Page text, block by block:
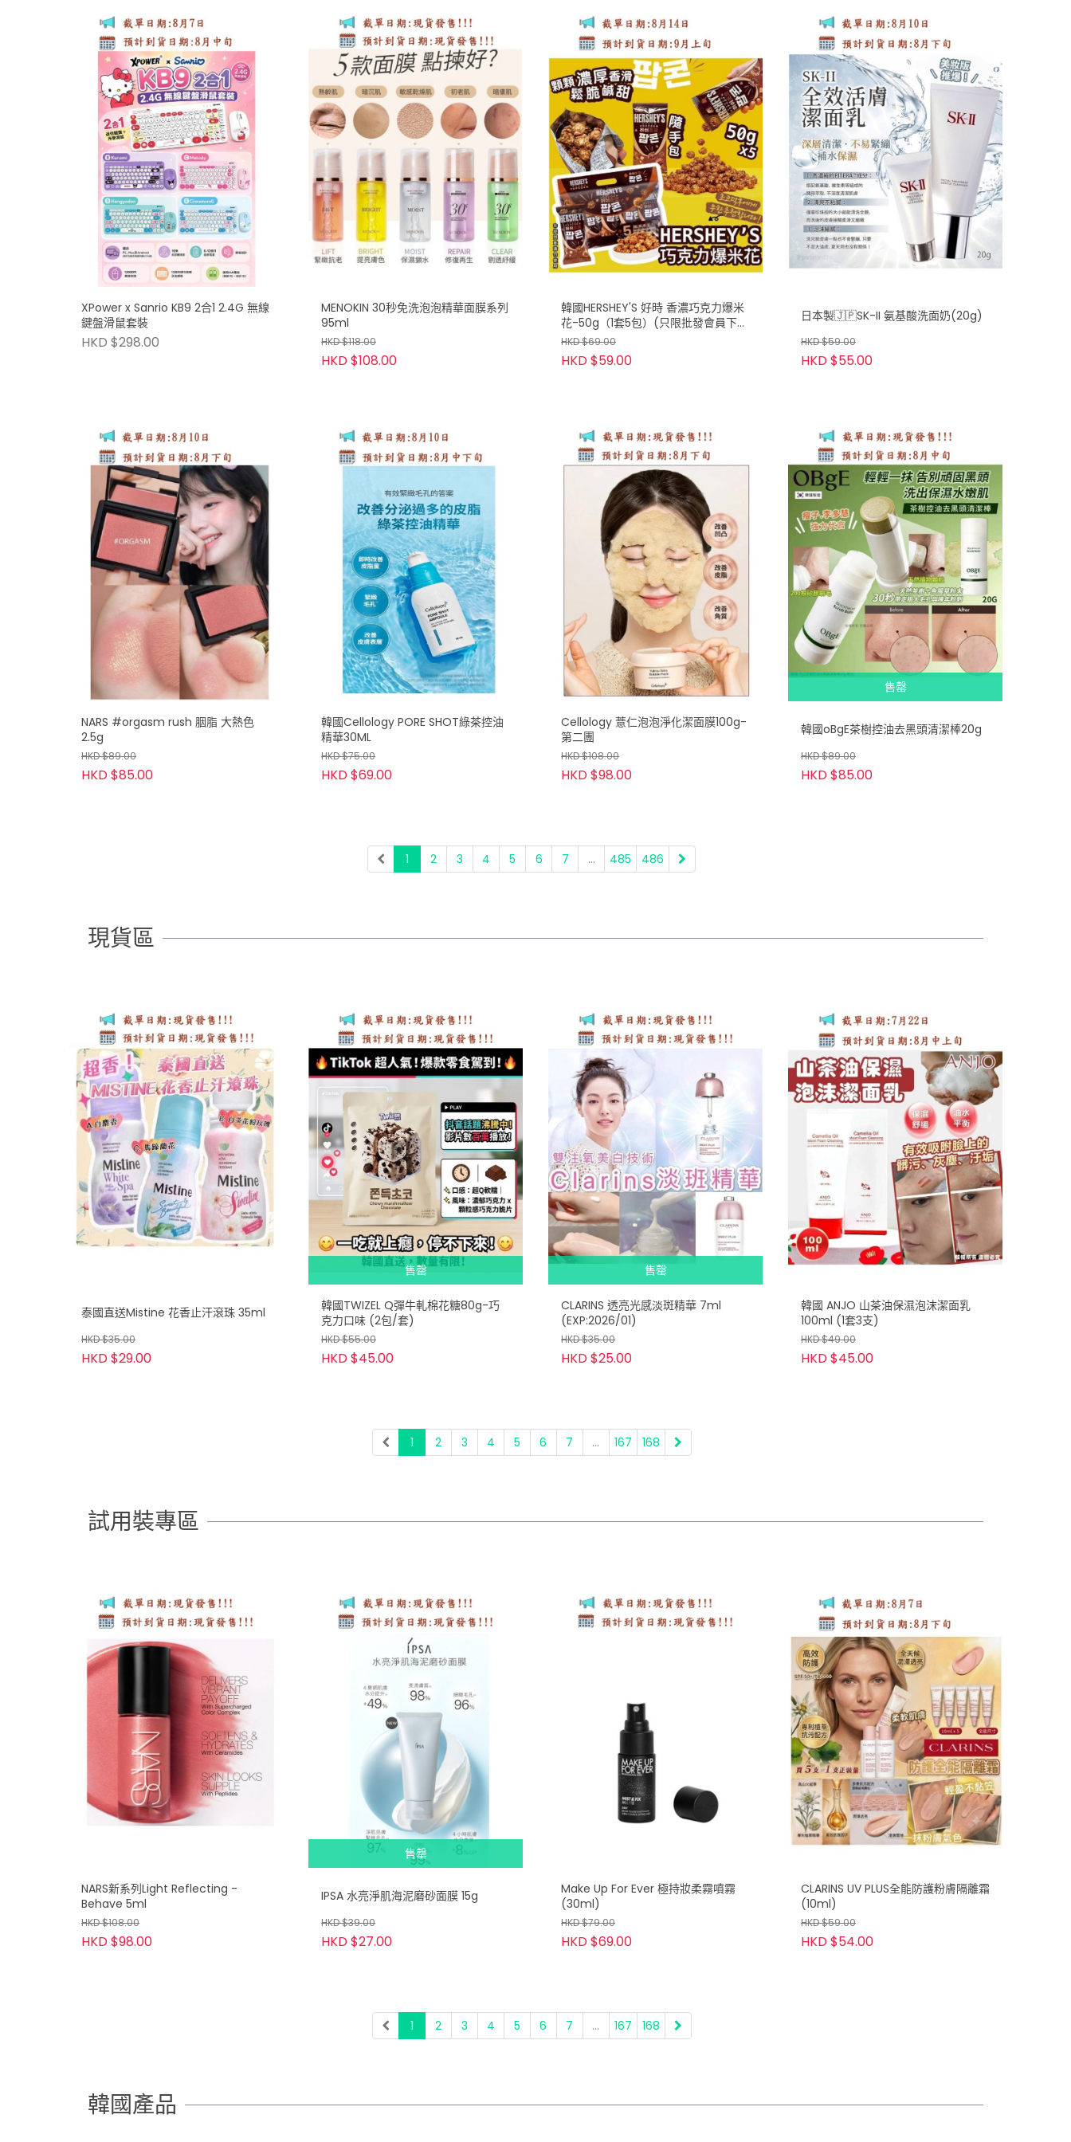
XPower x Sanrio KB9 2合1 2.4G 無線
鍵盤滑鼠套裝
HKD $298.00
MENOKIN 30秒免洗泡泡精華面膜系列
95ml
HKD $118.00
HKD $108.00
韓國HERSHEY'S 好時 香濃巧克力爆米
花-50g（1套5包）(只限批發會員下
單)
HKD $69.00
HKD $59.00
日本製🇯🇵SK-II 氨基酸洗面奶(20g)
HKD $59.00
HKD $55.00
NARS #orgasm rush 胭脂 大熱色
2.5g
HKD $89.00
HKD $85.00
韓國Cellology PORE SHOT綠茶控油
精華30ML
HKD $75.00
HKD $69.00
Cellology 薏仁泡泡淨化潔面膜100g-
第二團
HKD $108.00
HKD $98.00
售罄
韓國oBgE茶樹控油去黑頭清潔棒20g
HKD $89.00
HKD $85.00
1 2 3 4 5 6 7 ... 485 486
現貨區
泰國直送Mistine 花香止汗滾珠 35ml
HKD $35.00
HKD $29.00
售罄
韓國TWIZEL Q彈牛軋棉花糖80g-巧
克力口味 (2包/套)
HKD $55.00
HKD $45.00
售罄
CLARINS 透亮光感淡斑精華 7ml
(EXP:2026/01)
HKD $35.00
HKD $25.00
韓國 ANJO 山茶油保濕泡沫潔面乳
100ml (1套3支)
HKD $49.00
HKD $45.00
1 2 3 4 5 6 7 ... 167 168
試用裝專區
NARS新系列Light Reflecting -
Behave 5ml
HKD $108.00
HKD $98.00
售罄
IPSA 水亮淨肌海泥磨砂面膜 15g
HKD $39.00
HKD $27.00
Make Up For Ever 極持妝柔霧噴霧
(30ml)
HKD $79.00
HKD $69.00
CLARINS UV PLUS全能防護粉膚隔離霜
(10ml)
HKD $59.00
HKD $54.00
1 2 3 4 5 6 7 ... 167 168
韓國產品